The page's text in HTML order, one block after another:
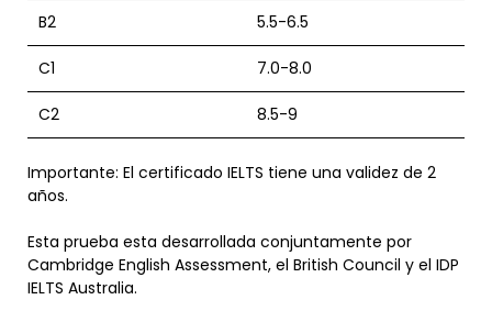
B2 5.5-6.5
C1 7.0-8.0
C2 8.5-9
Importante: El certificado IELTS tiene una validez de 2
años.
Esta prueba esta desarrollada conjuntamente por
Cambridge English Assessment, el British Council y el IDP
IELTS Australia.